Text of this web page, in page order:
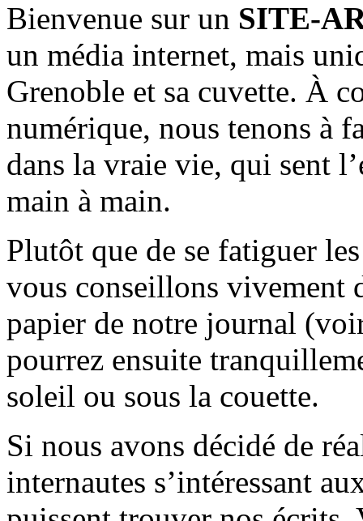
Bienvenue sur un SITE-
un média internet, mais
Grenoble et sa cuvette. À
numérique, nous tenons à
dans la vraie vie, qui sent
main à main.
Plutôt que de se fatiguer
vous conseillons vivement
papier de notre journal
pourrez ensuite
soleil ou sous la couette.
Si nous avons décidé de
internautes s’intéressant